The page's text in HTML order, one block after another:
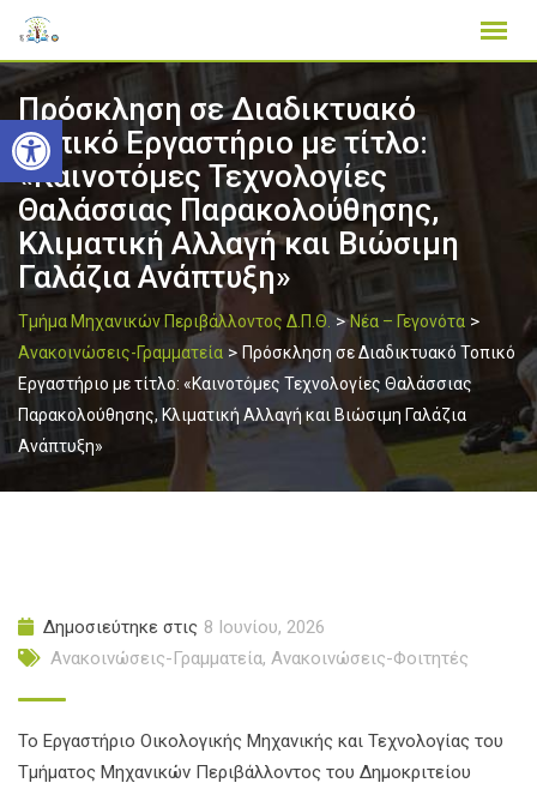
Ανοίξτε τη γραμμή εργαλείων
Skip
content
Πρόσκληση σε Διαδικτυακό
Τοπικό Εργαστήριο με τίτλο:
«Καινοτόμες Τεχνολογίες
Θαλάσσιας Παρακολούθησης,
Κλιματική Αλλαγή και Βιώσιμη
Γαλάζια Ανάπτυξη»
Τμήμα Μηχανικών Περιβάλλοντος Δ.Π.Θ. >Νέα – Γεγονότα >
Ανακοινώσεις-Γραμματεία > Πρόσκληση σε Διαδικτυακό Τοπικό
Εργαστήριο με τίτλο: «Καινοτόμες Τεχνολογίες Θαλάσσιας
Παρακολούθησης, Κλιματική Αλλαγή και Βιώσιμη Γαλάζια
Ανάπτυξη»
Δημοσιεύτηκε στις 8 Ιουνίου, 2026
Ανακοινώσεις-Γραμματεία, Ανακοινώσεις-Φοιτητές
Το Εργαστήριο Οικολογικής Μηχανικής και Τεχνολογίας του
Τμήματος Μηχανικών Περιβάλλοντος του Δημοκριτείου